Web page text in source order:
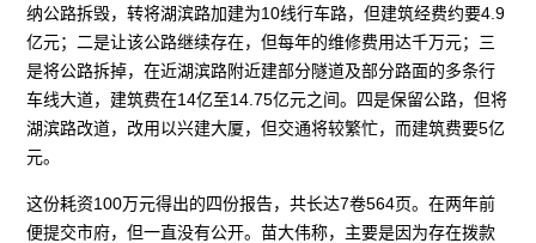
纳公路拆毁，转将湖滨路加建为10线行车路，但建筑经费约要4.9
亿元；二是让该公路继续存在，但每年的维修费用达千万元；三
是将公路拆掉，在近湖滨路附近建部分隧道及部分路面的多条行
车线大道，建筑费在14亿至14.75亿元之间。四是保留公路，但将
湖滨路改道，改用以兴建大厦，但交通将较繁忙，而建筑费要5亿
元。
这份耗资100万元得出的四份报告，共长达7卷564页。在两年前
便提交市府，但一直没有公开。苗大伟称，主要是因为存在拨款